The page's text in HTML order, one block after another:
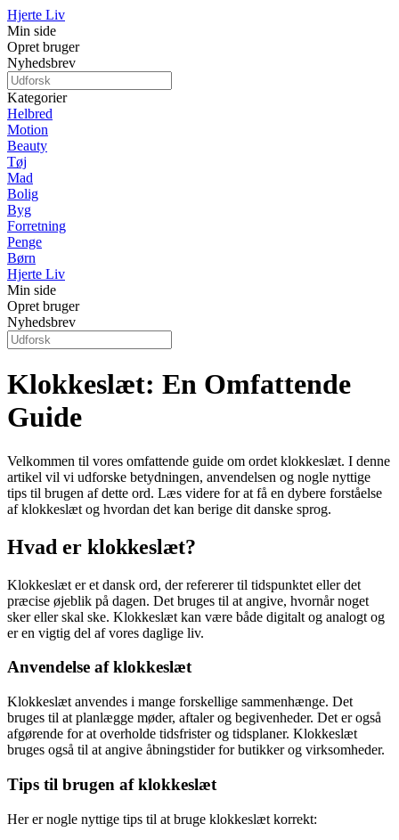
Hjerte Liv
Min side
Opret bruger
Nyhedsbrev
Kategorier
Helbred
Motion
Beauty
Tøj
Mad
Bolig
Byg
Forretning
Penge
Børn
Hjerte Liv
Min side
Opret bruger
Nyhedsbrev
Klokkeslæt: En Omfattende
Guide
Velkommen til vores omfattende guide om ordet klokkeslæt. I denne
artikel vil vi udforske betydningen, anvendelsen og nogle nyttige
tips til brugen af dette ord. Læs videre for at få en dybere forståelse
af klokkeslæt og hvordan det kan berige dit danske sprog.
Hvad er klokkeslæt?
Klokkeslæt er et dansk ord, der refererer til tidspunktet eller det
præcise øjeblik på dagen. Det bruges til at angive, hvornår noget
sker eller skal ske. Klokkeslæt kan være både digitalt og analogt og
er en vigtig del af vores daglige liv.
Anvendelse af klokkeslæt
Klokkeslæt anvendes i mange forskellige sammenhænge. Det
bruges til at planlægge møder, aftaler og begivenheder. Det er også
afgørende for at overholde tidsfrister og tidsplaner. Klokkeslæt
bruges også til at angive åbningstider for butikker og virksomheder.
Tips til brugen af klokkeslæt
Her er nogle nyttige tips til at bruge klokkeslæt korrekt: